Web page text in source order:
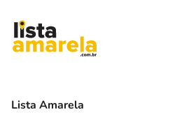
Lista Amarela